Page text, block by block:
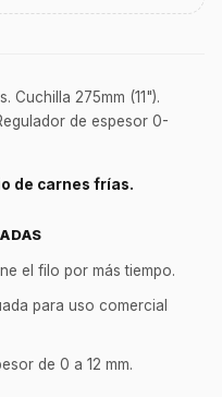
Cuchilla 275mm (11").
de espesor 0-
de carnes frías.
el filo por más tiempo.
para uso comercial
de 0 a 12 mm.